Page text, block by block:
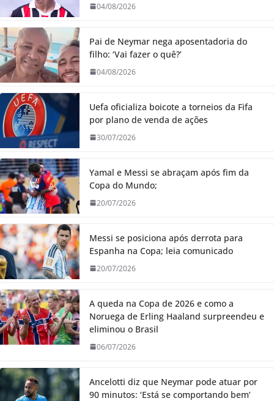
04/08/2026
Pai de Neymar nega aposentadoria do
filho: ‘Vai fazer o quê?’
04/08/2026
Uefa oficializa boicote a torneios da Fifa
por plano de venda de ações
30/07/2026
Yamal e Messi se abraçam após fim da
Copa do Mundo;
20/07/2026
Messi se posiciona após derrota para
Espanha na Copa; leia comunicado
20/07/2026
A queda na Copa de 2026 e como a
Noruega de Erling Haaland surpreendeu e
eliminou o Brasil
06/07/2026
Ancelotti diz que Neymar pode atuar por
90 minutos: ‘Está se comportando bem’